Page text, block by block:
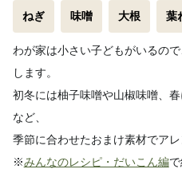
ねぎ 味噌 大根 葉
わが家は小さい子どもがいるの
します。
初冬には柚子味噌や山椒味噌、
など、
季節に合わせたおまけ素材でアレ
※みんなのレシピ・だいこん編で